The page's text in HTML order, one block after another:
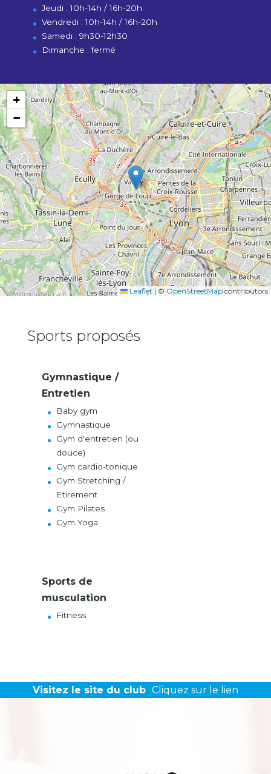
Jeudi : 10h-14h / 16h-20h
Vendredi : 10h-14h / 16h-20h
Samedi : 9h30-12h30
Dimanche : fermé
+
−
Leaflet | ©OpenStreetMapcontributors
Sports proposés
Gymnastique /
Entretien
Baby gym
Gymnastique
Gym d'entretien (ou
douce)
Gym cardio-tonique
Gym Stretching /
Etirement
Gym Pilates
Gym Yoga
Sports de
musculation
Fitness
Visitez le site du club Cliquez sur le lien